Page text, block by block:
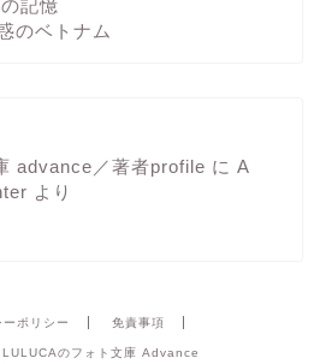
記憶
のベトナム
advance／著者profile に A
より
ポリシー 免責事項
のフォト文庫 Advance